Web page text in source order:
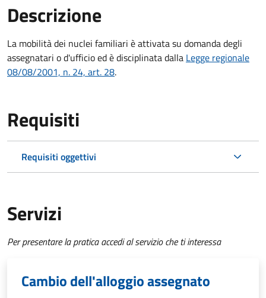
Descrizione
La mobilità dei nuclei familiari è attivata su domanda degli
assegnatari o d'ufficio ed è disciplinata dalla Legge regionale
08/08/2001, n. 24, art. 28.
Requisiti
Requisiti oggettivi
Servizi
Per presentare la pratica accedi al servizio che ti interessa
Cambio dell'alloggio assegnato